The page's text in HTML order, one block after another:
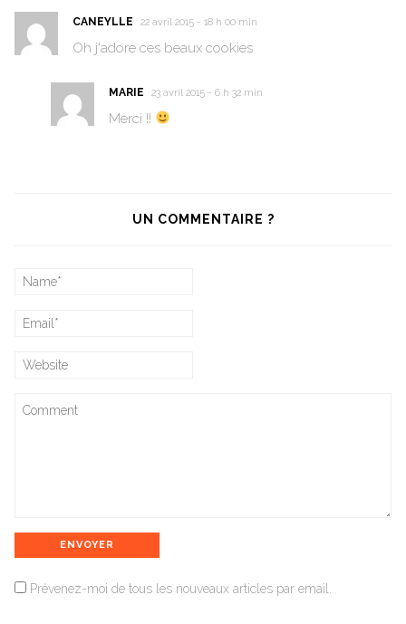
CANEYLLE 22 avril 2015 - 18 h 00 min
Oh j'adore ces beaux cookies
MARIE 23 avril 2015 - 6 h 32 min
Merci !!
UN COMMENTAIRE ?
Prévenez-moi de tous les nouveaux articles par email.